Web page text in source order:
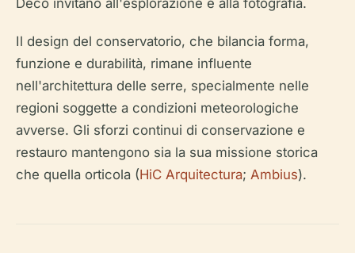
Déco invitano all'esplorazione e alla fotografia.
Il design del conservatorio, che bilancia forma,
funzione e durabilità, rimane influente
nell'architettura delle serre, specialmente nelle
regioni soggette a condizioni meteorologiche
avverse. Gli sforzi continui di conservazione e
restauro mantengono sia la sua missione storica
che quella orticola (HiC Arquitectura; Ambius).